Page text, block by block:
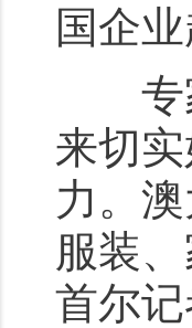
国企
专家
来切
力。
服装
首尔